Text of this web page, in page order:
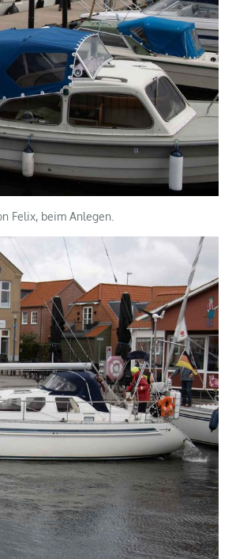
Felix, beim Anlegen.